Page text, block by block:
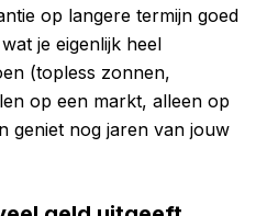
op langere termijn goed
je eigenlijk heel
(topless zonnen,
op een markt, alleen op
geniet nog jaren van jouw